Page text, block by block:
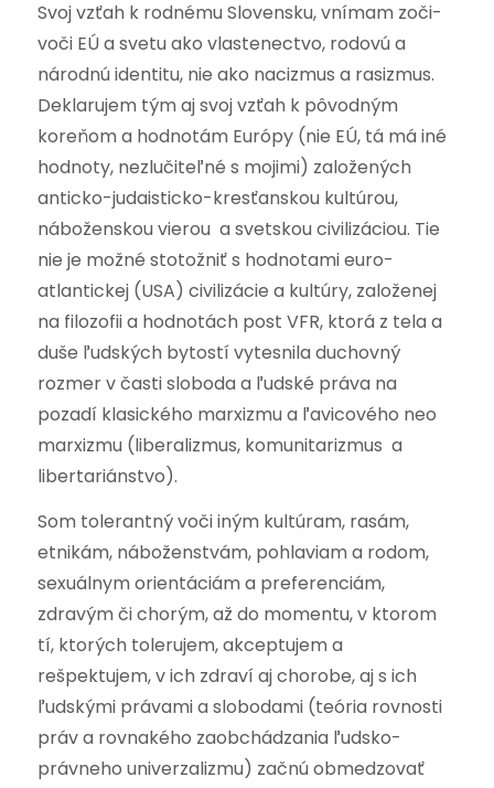
Svoj vzťah k rodnému Slovensku, vnímam zoči-
voči EÚ a svetu ako vlastenectvo, rodovú a
národnú identitu, nie ako nacizmus a rasizmus.
Deklarujem tým aj svoj vzťah k pôvodným
koreňom a hodnotám Európy (nie EÚ, tá má iné
hodnoty, nezlučiteľné s mojimi) založených
anticko-judaisticko-kresťanskou kultúrou,
náboženskou vierou a svetskou civilizáciou. Tie
nie je možné stotožniť s hodnotami euro-
atlantickej (USA) civilizácie a kultúry, založenej
na filozofii a hodnotách post VFR, ktorá z tela a
duše ľudských bytostí vytesnila duchovný
rozmer v časti sloboda a ľudské práva na
pozadí klasického marxizmu a ľavicového neo
marxizmu (liberalizmus, komunitarizmus a
libertariánstvo).
Som tolerantný voči iným kultúram, rasám,
etnikám, náboženstvám, pohlaviam a rodom,
sexuálnym orientáciám a preferenciám,
zdravým či chorým, až do momentu, v ktorom
tí, ktorých tolerujem, akceptujem a
rešpektujem, v ich zdraví aj chorobe, aj s ich
ľudskými právami a slobodami (teória rovnosti
práv a rovnakého zaobchádzania ľudsko-
právneho univerzalizmu) začnú obmedzovať